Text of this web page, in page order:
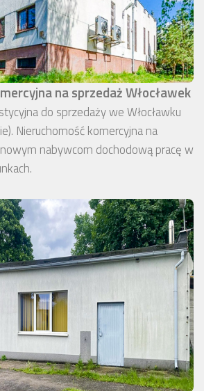
na sprzedaż Włocławek
do sprzedaży we Włocławku
Nieruchomość komercyjna na
nabywcom dochodową pracę w